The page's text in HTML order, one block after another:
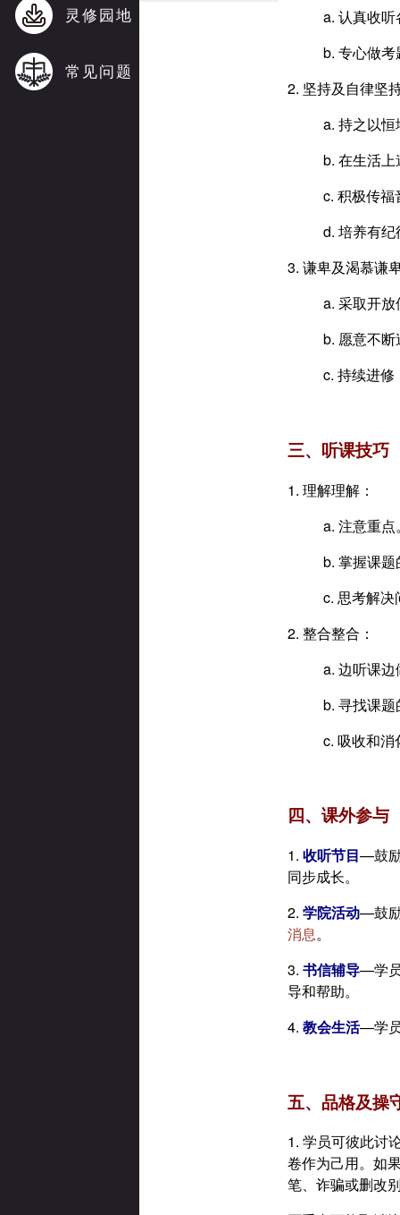
灵修园地
常见问题
a. 认真收
b. 专心做
2. 坚持及自律坚
a. 持之以
b. 在生活
c. 积极传
d. 培养有
3. 谦卑及渴慕谦
a. 采取开
b. 愿意不
c. 持续进
三、听课技巧
1. 理解理解：
a. 注意重点
b. 掌握课
c. 思考解
2. 整合整合：
a. 边听课
b. 寻找课
c. 吸收和
四、课外参与
1. 收听节目—鼓
同步成长。
2. 学院活动—鼓
消息。
3. 书信辅导—学
导和帮助。
4. 教会生活—学
五、品格及操
1. 学员可彼此讨
卷作为己用。如
笔、诈骗或删改